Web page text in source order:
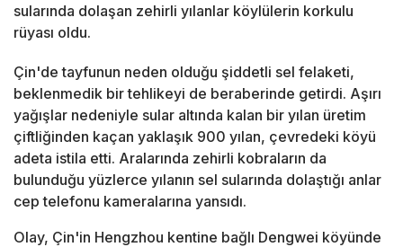
sularında dolaşan zehirli yılanlar köylülerin korkulu
rüyası oldu.
Çin'de tayfunun neden olduğu şiddetli sel felaketi,
beklenmedik bir tehlikeyi de beraberinde getirdi. Aşırı
yağışlar nedeniyle sular altında kalan bir yılan üretim
çiftliğinden kaçan yaklaşık 900 yılan, çevredeki köyü
adeta istila etti. Aralarında zehirli kobraların da
bulunduğu yüzlerce yılanın sel sularında dolaştığı anlar
cep telefonu kameralarına yansıdı.
Olay, Çin'in Hengzhou kentine bağlı Dengwei köyünde